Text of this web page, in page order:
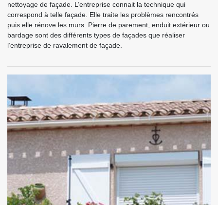
nettoyage de façade. L’entreprise connait la technique qui
correspond à telle façade. Elle traite les problèmes rencontrés
puis elle rénove les murs. Pierre de parement, enduit extérieur ou
bardage sont des différents types de façades que réaliser
l’entreprise de ravalement de façade.